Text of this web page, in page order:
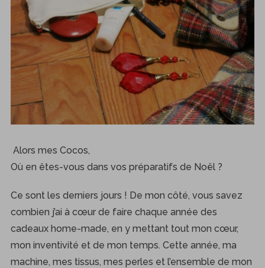
Alors mes Cocos,
Où en êtes-vous dans vos préparatifs de Noël ?
Ce sont les derniers jours ! De mon côté, vous savez
combien j’ai à cœur de faire chaque année des
cadeaux home-made, en y mettant tout mon cœur,
mon inventivité et de mon temps. Cette année, ma
machine, mes tissus, mes perles et l’ensemble de mon